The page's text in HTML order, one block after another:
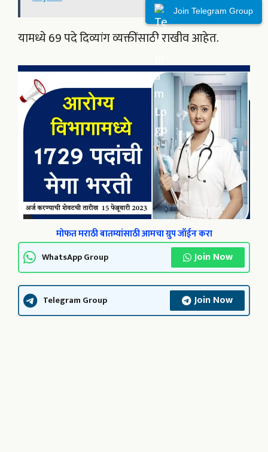
यामध्ये 69 पदे दिव्यांग व्यक्तींसाठी राखीव आहेत.
मोफत मराठी बातम्यांसाठी आमचा ग्रुप जॉईन करा
WhatsApp Group Join Now
Telegram Group Join Now
Join Telegram Group